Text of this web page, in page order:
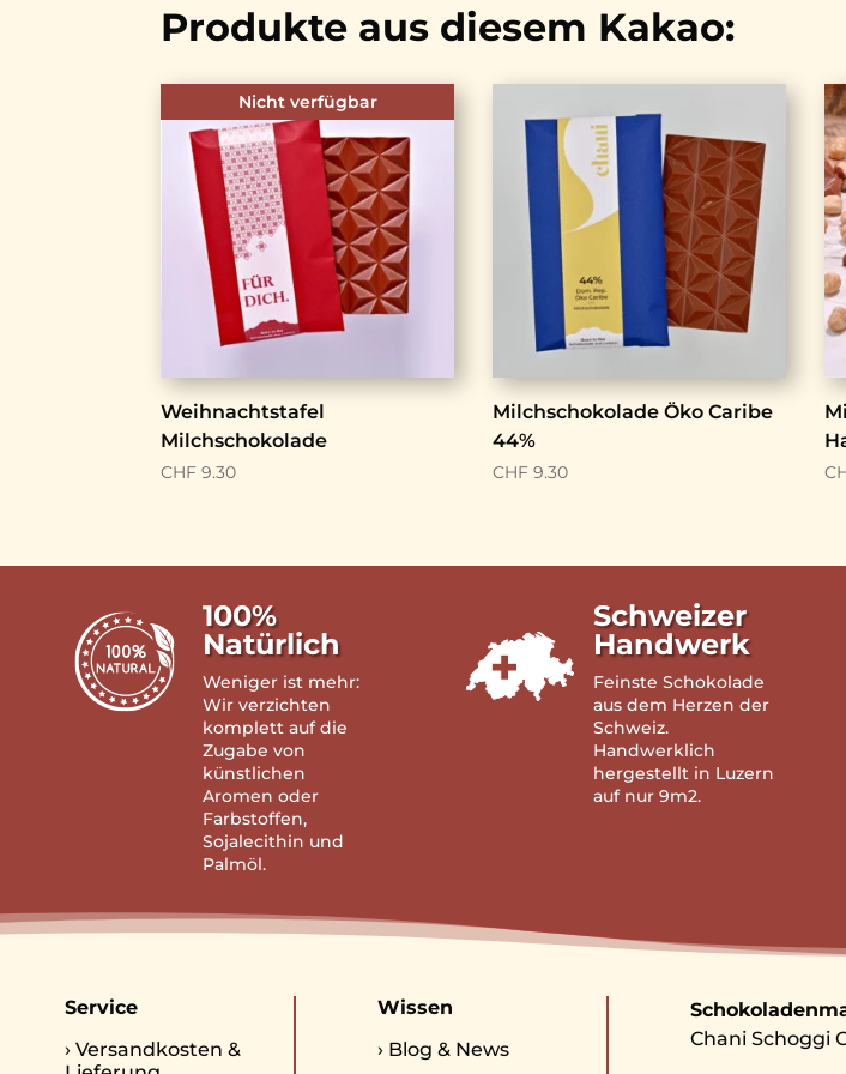
Produkte aus diesem Kakao:
Weihnachtstafel
Milchschokolade
CHF 9.30
Nicht verfügbar
Milchschokolade Öko Caribe
44%
CHF 9.30
100%
Natürlich
Weniger ist mehr:
Wir verzichten
komplett auf die
Zugabe von
künstlichen
Aromen oder
Farbstoffen,
Sojalecithin und
Palmöl.
Schweizer
Handwerk
Feinste Schokolade
aus dem Herzen der
Schweiz.
Handwerklich
hergestellt in Luzern
auf nur 9m2.
Service
› Versandkosten &
Wissen
› Blog & News
Chani Schoggi